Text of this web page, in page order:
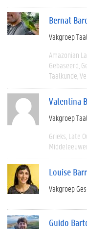
Bernat
Vakgroep
Amazonian
Gebaseerd
Taalkunde
Valentina
Vakgroep
Grieks Late
Louise
Vakgroep
Guido